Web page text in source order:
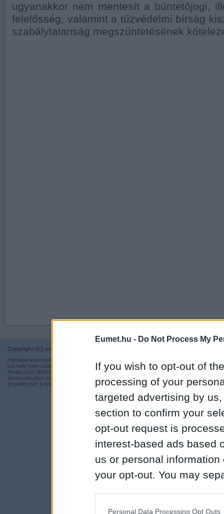
Eumet.hu - Do Not Process My
If you wish to opt-out of
processing of your
targeted advertising by
section to confirm your
opt-out request is
interest-based ads based
us or personal
your opt-out. You may
Personal Data Processing Opt Outs
ugyanakkor nem mentesít a büntetőjogi,
felelősség, valamint a tűzvédelmi bírság
szabálytalanság megszüntetésének
Copyright (C) www.eumet.hu Minden jog fenntartva.
Honlapunkon minden információ szabadon és ingyen használható,
bármely nem üzleti tevékenységhez a forrás pontos megjelölésével,
hivatkozás elhelyezésével. Részeinek más honlapra történő
átmásolásához viszont nem járulunk hozzá, illetve írásos
engedélyhez kötjük.
Kapcsolat